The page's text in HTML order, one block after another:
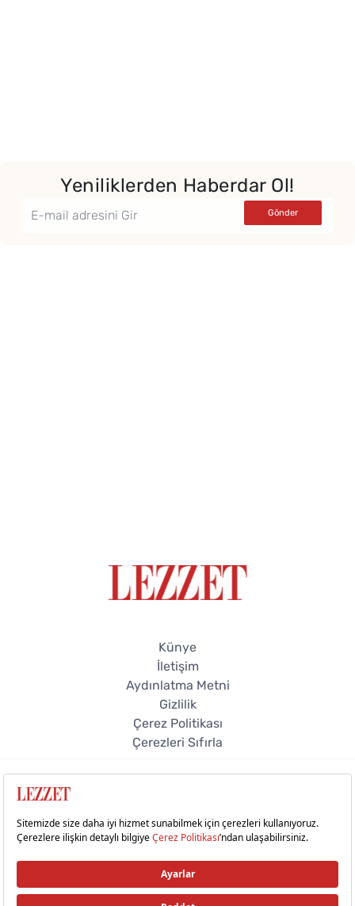
Yeniliklerden Haberdar Ol!
Künye
İletişim
Aydınlatma Metni
Gizlilik
Çerez Politikası
Çerezleri Sıfırla
© 2026 Lezzet Online. Tüm hakları saklıdır.